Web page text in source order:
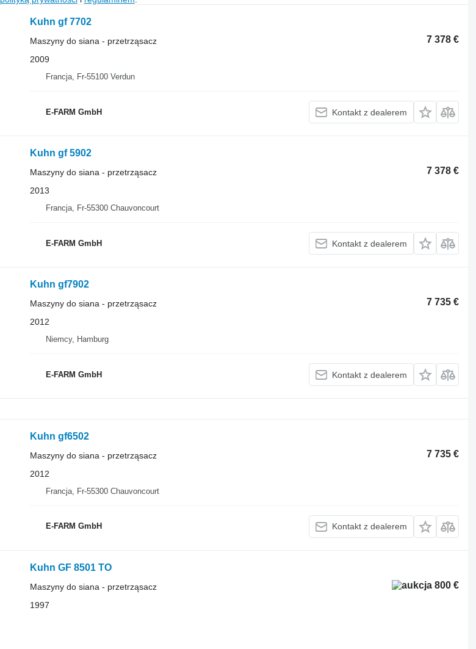
Kuhn gf 7702
7 378 €
Maszyny do siana - przetrząsacz
2009
Francja, Fr-55100 Verdun
E-FARM GmbH Kontakt z dealerem
Kuhn gf 5902
7 378 €
Maszyny do siana - przetrząsacz
2013
Francja, Fr-55300 Chauvoncourt
E-FARM GmbH Kontakt z dealerem
Kuhn gf7902
7 735 €
Maszyny do siana - przetrząsacz
2012
Niemcy, Hamburg
E-FARM GmbH Kontakt z dealerem
Kuhn gf6502
7 735 €
Maszyny do siana - przetrząsacz
2012
Francja, Fr-55300 Chauvoncourt
E-FARM GmbH Kontakt z dealerem
Kuhn GF 8501 TO
800 €
Maszyny do siana - przetrząsacz
1997